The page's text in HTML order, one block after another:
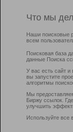
Что мы
Наши поисковые
всем
Поисковая база
данные Поиска
У вас есть сайт
вы запустите
алгоритмы
Мы
Биржу ссылок.
улучшить
Используйте все